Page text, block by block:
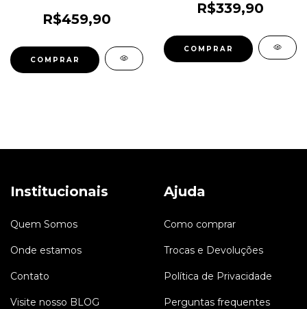
R$459,90
R$339,90
Institucionais
Quem Somos
Onde estamos
Contato
Visite nosso BLOG
Ajuda
Como comprar
Trocas e Devoluções
Política de Privacidade
Perguntas frequentes